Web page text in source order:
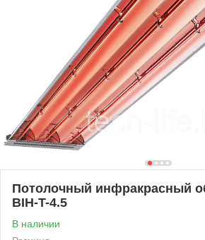
Потолочный инфракрасный
BIH-T-4.5
В наличии